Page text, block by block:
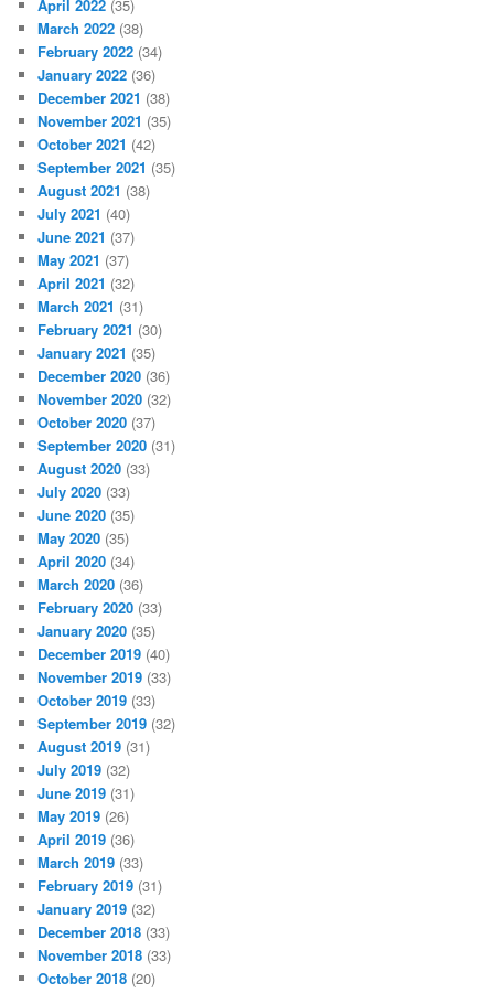
April 2022 (35)
March 2022 (38)
February 2022 (34)
January 2022 (36)
December 2021 (38)
November 2021 (35)
October 2021 (42)
September 2021 (35)
August 2021 (38)
July 2021 (40)
June 2021 (37)
May 2021 (37)
April 2021 (32)
March 2021 (31)
February 2021 (30)
January 2021 (35)
December 2020 (36)
November 2020 (32)
October 2020 (37)
September 2020 (31)
August 2020 (33)
July 2020 (33)
June 2020 (35)
May 2020 (35)
April 2020 (34)
March 2020 (36)
February 2020 (33)
January 2020 (35)
December 2019 (40)
November 2019 (33)
October 2019 (33)
September 2019 (32)
August 2019 (31)
July 2019 (32)
June 2019 (31)
May 2019 (26)
April 2019 (36)
March 2019 (33)
February 2019 (31)
January 2019 (32)
December 2018 (33)
November 2018 (33)
October 2018 (20)